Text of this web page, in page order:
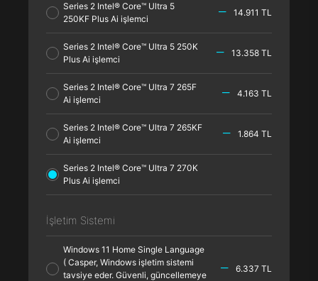
Series 2 Intel® Core™ Ultra 5
250KF Plus Ai işlemci
14.911 TL
Series 2 Intel® Core™ Ultra 5 250K
Plus Ai işlemci
13.358 TL
Series 2 Intel® Core™ Ultra 7 265F
Ai işlemci
4.163 TL
Series 2 Intel® Core™ Ultra 7 265KF
Ai işlemci
1.864 TL
Series 2 Intel® Core™ Ultra 7 270K
Plus Ai işlemci
İşletim Sistemi
Windows 11 Home Single Language
( Casper, Windows işletim sistemi
tavsiye eder. Güvenli, güncellemeye
6.337 TL